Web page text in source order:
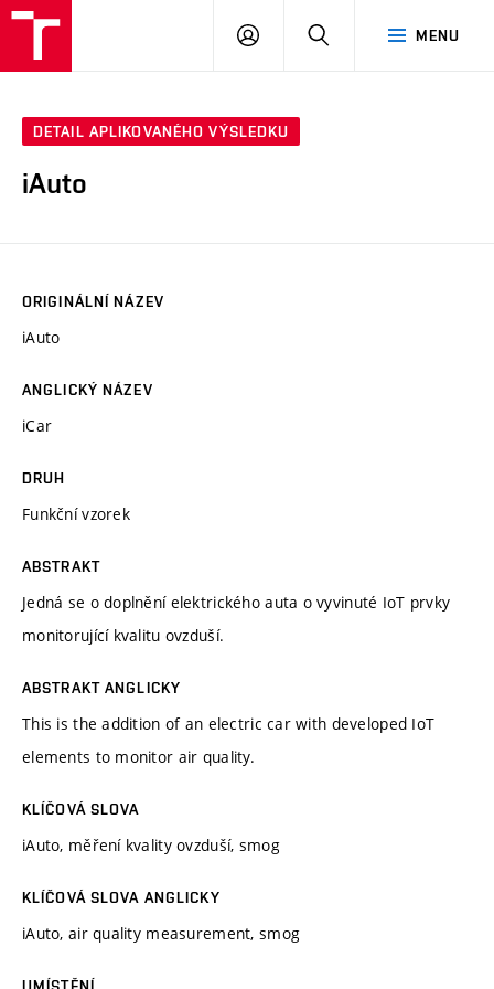
MENU
PŘIHLÁSIT
DETAIL APLIKOVANÉHO VÝSLEDKU
iAuto
ORIGINÁLNÍ NÁZEV
iAuto
ANGLICKÝ NÁZEV
iCar
DRUH
Funkční vzorek
ABSTRAKT
Jedná se o doplnění elektrického auta o vyvinuté IoT prvky
monitorující kvalitu ovzduší.
ABSTRAKT ANGLICKY
This is the addition of an electric car with developed IoT
elements to monitor air quality.
KLÍČOVÁ SLOVA
iAuto, měření kvality ovzduší, smog
KLÍČOVÁ SLOVA ANGLICKY
iAuto, air quality measurement, smog
UMÍSTĚNÍ